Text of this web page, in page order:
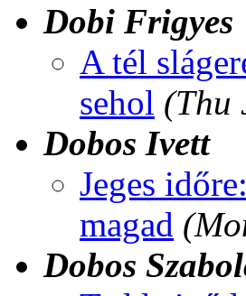
Dobi Frigyes
A tél
sehol (Thu
Dobos Ivett
Jeges
magad
Dobos